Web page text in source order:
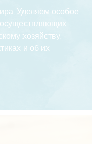
Уделяем особое
хозяйству.
и об их